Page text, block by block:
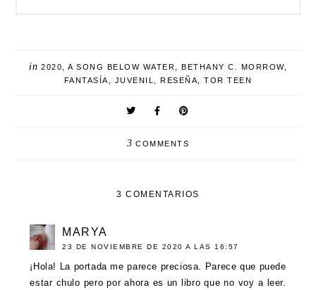
in 2020 ,A SONG BELOW WATER ,BETHANY C. MORROW,
FANTASÍA
JUVENIL ,RESEÑA ,TOR TEEN
3 COMMENTS
3 COMENTARIOS
MARYA
23 DE NOVIEMBRE DE 2020 A LAS 16:57
¡Hola! La portada me parece preciosa. Parece que puede
estar chulo pero por ahora es un libro que no voy a leer.